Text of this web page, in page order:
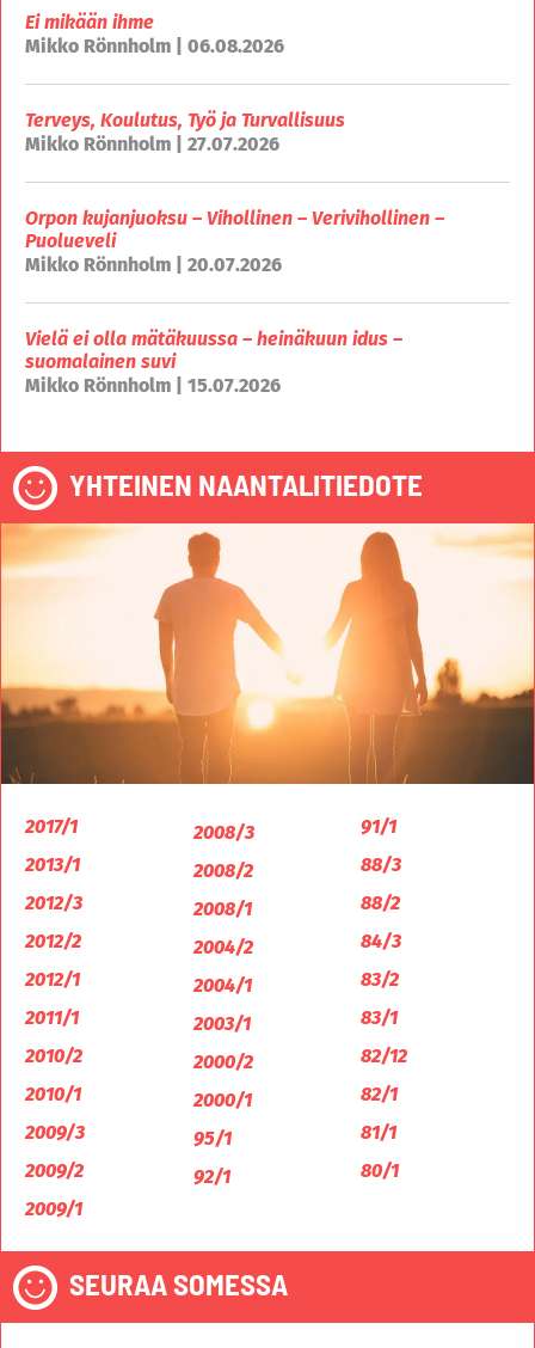
Ei mikään ihme
Mikko Rönnholm | 06.08.2026
Terveys, Koulutus, Työ ja Turvallisuus
Mikko Rönnholm | 27.07.2026
Orpon kujanjuoksu – Vihollinen – Verivihollinen –
Puolueveli
Mikko Rönnholm | 20.07.2026
Vielä ei olla mätäkuussa – heinäkuun idus –
suomalainen suvi
Mikko Rönnholm | 15.07.2026
YHTEINEN NAANTALITIEDOTE
2017/1
2013/1
2012/3
2012/2
2012/1
2011/1
2010/2
2010/1
2009/3
2009/2
2009/1
2008/3
2008/2
2008/1
2004/2
2004/1
2003/1
2000/2
2000/1
95/1
92/1
91/1
88/3
88/2
84/3
83/2
83/1
82/12
82/1
81/1
80/1
SEURAA SOMESSA